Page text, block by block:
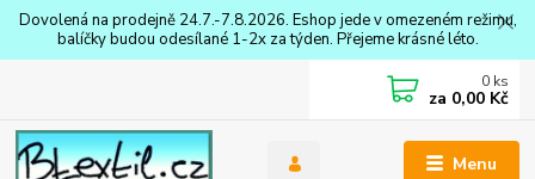
Dovolená na prodejně 24.7.-7.8.2026. Eshop jede v omezeném režimu,
balíčky budou odesílané 1-2x za týden. Přejeme krásné léto.
Menu
0 ks
za 0,00 Kč